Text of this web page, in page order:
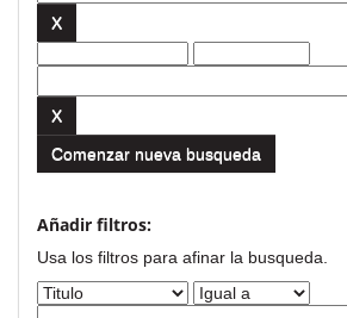
Comenzar nueva busqueda
Añadir filtros:
Usa los filtros para afinar la busqueda.